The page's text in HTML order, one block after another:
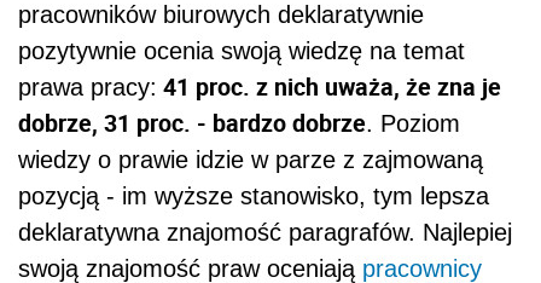
pracowników biurowych deklaratywnie
pozytywnie ocenia swoją wiedzę na temat
prawa pracy: 41 proc. z nich uważa, że zna je
dobrze, 31 proc. - bardzo dobrze. Poziom
wiedzy o prawie idzie w parze z zajmowaną
pozycją - im wyższe stanowisko, tym lepsza
deklaratywna znajomość paragrafów. Najlepiej
swoją znajomość praw oceniają pracownicy